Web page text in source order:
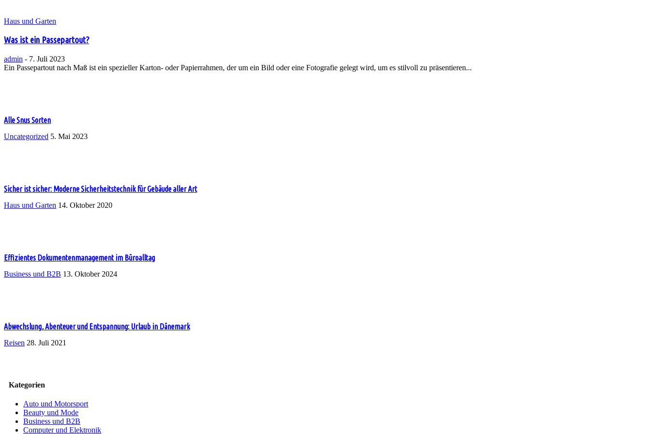
Haus und Garten
Was ist ein Passepartout?
admin - 7. Juli 2023
Ein Passepartout nach Maß ist ein spezieller Karton- oder Papierrahmen, der um ein Bild oder eine Fotografie gelegt wird, um es stilvoll zu präsentieren...
Alle Snus Sorten
Uncategorized 5. Mai 2023
Sicher ist sicher: Moderne Sicherheitstechnik für Gebäude aller Art
Haus und Garten 14. Oktober 2020
Effizientes Dokumentenmanagement im Büroalltag
Business und B2B 13. Oktober 2024
Abwechslung, Abenteuer und Entspannung: Urlaub in Dänemark
Reisen 28. Juli 2021
Kategorien
Auto und Motorsport
Beauty und Mode
Business und B2B
Computer und Elektronik